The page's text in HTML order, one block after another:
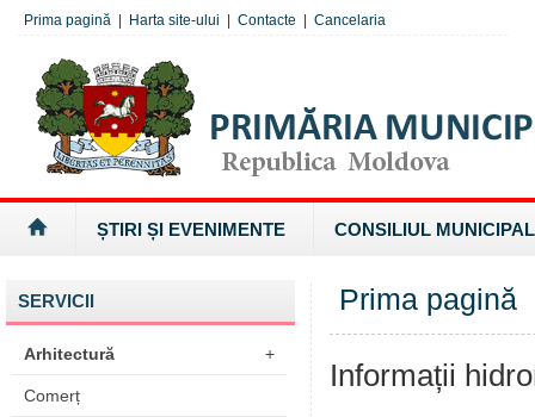
Prima pagină Harta site-ului Contacte Cancelaria
ȘTIRI ȘI EVENIMENTE CONSILIUL MUNICIPAL
SERVICII
Arhitectură +
Comerț
Prima pagină
Informații